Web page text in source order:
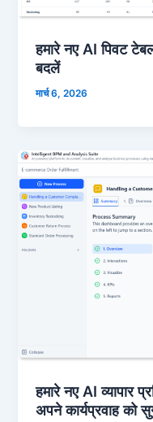
हमारे नए AI पिवट
बदलें
मार्च 6, 2026
हमारे नए AI व्यापार
अपने कार्यप्रवाह को